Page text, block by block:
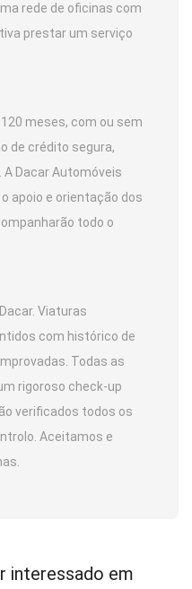
rede de oficinas com
prestar um serviço
meses, com ou sem
de crédito segura,
Dacar Automóveis
apoio e orientação dos
todo o
Viaturas
com histórico de
Todas as
rigoroso check-up
verificados todos os
Aceitamos e
interessado em